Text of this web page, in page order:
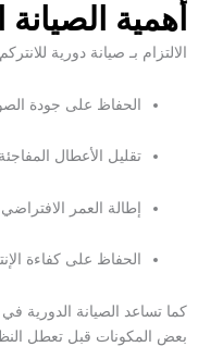
أهمية الصيانة
الالتزام بـ صيانة دورية للانتركم
الحفاظ على جودة
تقليل الأعطال المفاجئة
إطالة العمر الافتراضي
الحفاظ على كفاءة
كما تساعد الصيانة الدورية
بعض المكونات قبل تعطل